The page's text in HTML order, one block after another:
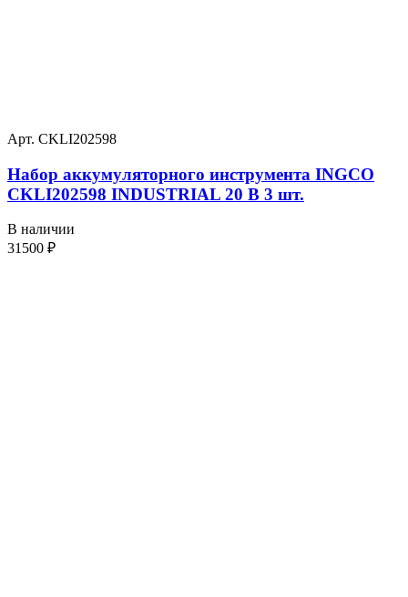
Арт. CKLI202598
Набор аккумуляторного инструмента INGCO
CKLI202598 INDUSTRIAL 20 В 3 шт.
В наличии
31500 ₽